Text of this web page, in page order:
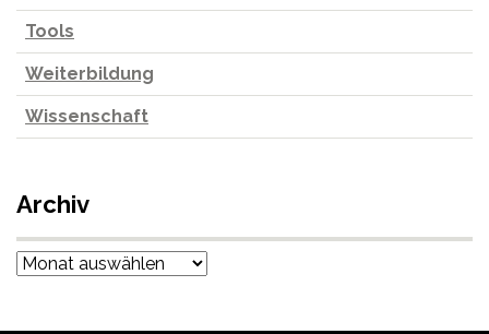
Tools
Weiterbildung
Wissenschaft
Archiv
Archiv